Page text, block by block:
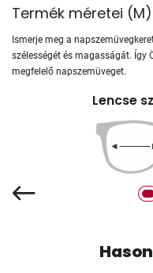
Termék méretei (M)
Ismerje meg a
szélességét és magasságát. Így
megfelelő napszemüveget.
Lencse